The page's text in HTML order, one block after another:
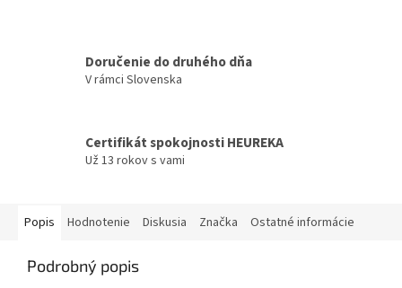
Doručenie do druhého dňa
V rámci Slovenska
Certifikát spokojnosti HEUREKA
Už 13 rokov s vami
Popis Hodnotenie Diskusia Značka Ostatné informácie
Podrobný popis